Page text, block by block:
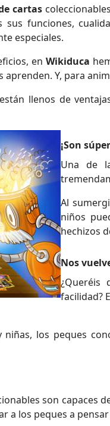
cartas
sus funciones,
especiales.
en Wikiduca
Y, para
llenos de
¡Son
Una de
Al
niños
hechizos
Nos
¿Queréis
facilidad?
los peques
son capaces
a los peques a